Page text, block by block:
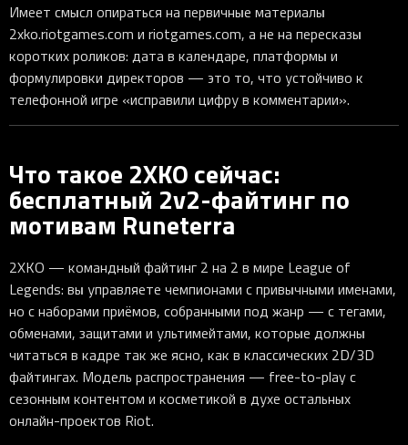
Имеет смысл опираться на первичные материалы
2xko.riotgames.com и riotgames.com, а не на пересказы
коротких роликов: дата в календаре, платформы и
формулировки директоров — это то, что устойчиво к
телефонной игре «исправили цифру в комментарии».
Что такое 2XKO сейчас:
бесплатный 2v2-файтинг по
мотивам Runeterra
2XKO — командный файтинг 2 на 2 в мире League of
Legends: вы управляете чемпионами с привычными именами,
но с наборами приёмов, собранными под жанр — с тегами,
обменами, защитами и ультимейтами, которые должны
читаться в кадре так же ясно, как в классических 2D/3D
файтингах. Модель распространения — free-to-play с
сезонным контентом и косметикой в духе остальных
онлайн-проектов Riot.